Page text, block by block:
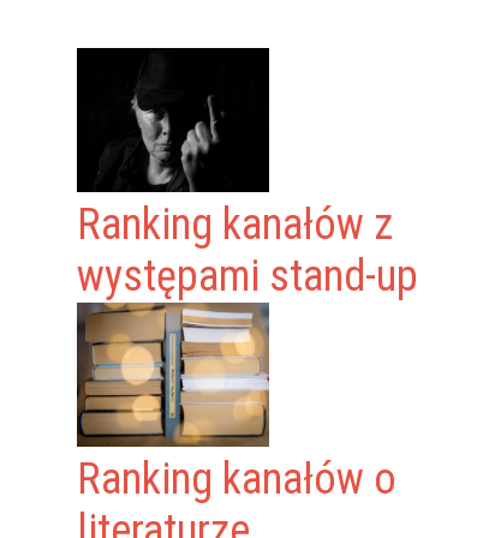
Ranking kanałów z
występami stand-up
Ranking kanałów o